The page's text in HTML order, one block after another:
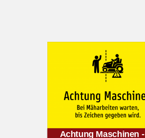
Achtung Maschinen -